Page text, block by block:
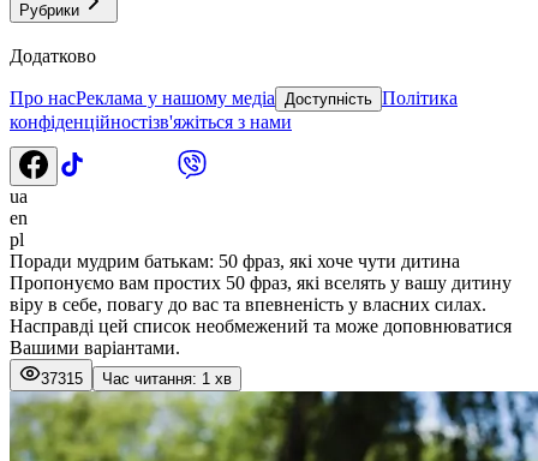
Рубрики
Додатково
Про насРеклама у нашому медіа Доступність Політика
конфіденційностізв'яжіться з нами
ua
en
pl
Поради мудрим батькам: 50 фраз, які хоче чути дитина
Пропонуємо вам простих 50 фраз, які вселять у вашу дитину
віру в себе, повагу до вас та впевненість у власних силах.
Насправді цей список необмежений та може доповнюватися
Вашими варіантами.
37315 Час читання: 1 хв